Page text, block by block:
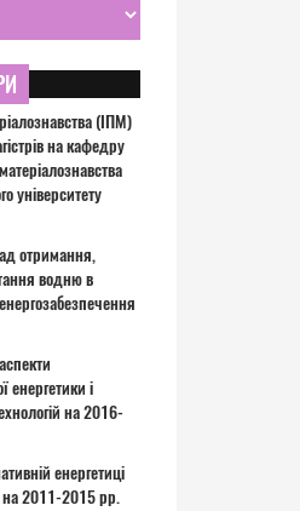
(ІПМ)
на кафедру
університету
отримання,
водню в
енергетики і
на 2016-
енергетиці
на 2011-2015 рр.